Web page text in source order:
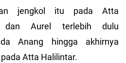
jengkol itu pada Atta
dan Aurel terlebih dulu
Anang hingga akhirnya
Atta Halilintar.